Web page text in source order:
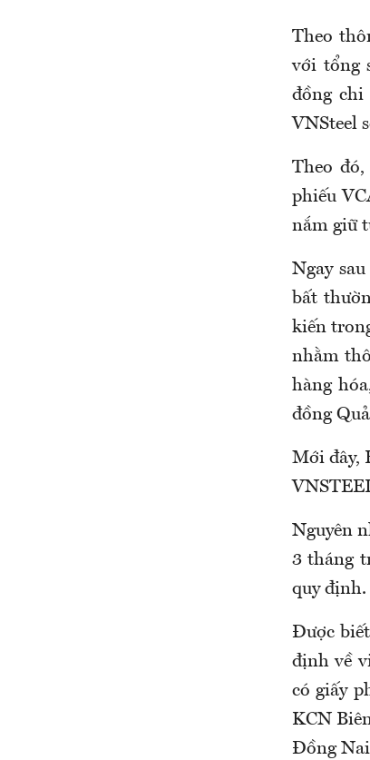
Theo
với tổng
đồng chi
VNSteel
Theo
phiếu
nắm giữ
Ngay
bất
kiến
nhằm
hàng
đồng
Mới đây,
Nguyên
3 tháng
quy định.
Được
định về
có giấy
KCN
Đồng Nai